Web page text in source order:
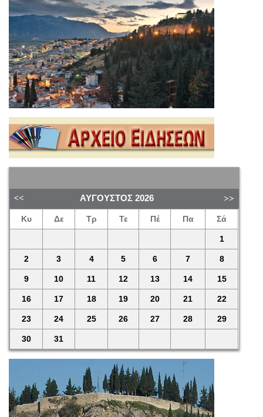
ΑΎΓΟΥΣΤΟΣ 2026
Κυ Δε Τρ Τε Πέ Πα Σά
1
2 3 4 5 6 7 8
9 10 11 12 13 14 15
16 17 18 19 20 21 22
23 24 25 26 27 28 29
30 31